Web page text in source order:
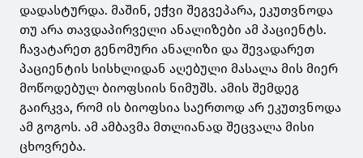
დადასტურდა. მაშინ, ეჭვი შეგვეპარა, ეკუთვნოდა
თუ არა თავდაპირველი ანალიზები ამ პაციენტს.
ჩავატარეთ გენომური ანალიზი და შევადარეთ
პაციენტის სისხლიდან აღებული მასალა მის მიერ
მოწოდებულ ბიოფსიის ნიმუშს. ამის შემდეგ
გაირკვა, რომ ის ბიოფსია საერთოდ არ ეკუთვნოდა
ამ გოგოს. ამ ამბავმა მთლიანად შეცვალა მისი
ცხოვრება.